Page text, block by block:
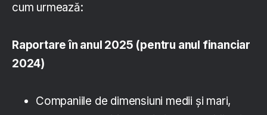
cum urmează:
Raportare în anul 2025 (pentru anul financiar
2024)
Companiile de dimensiuni medii și mari,